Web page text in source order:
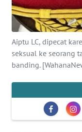
Aiptu LC, dipecat
seksual ke seorang
banding.
INTERNASIONAL
SERBA-SERBI